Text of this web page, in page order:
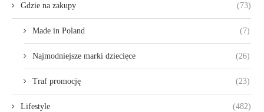
Gdzie na zakupy (73)
Made in Poland (7)
Najmodniejsze marki dziecięce (26)
Traf promocję (23)
Lifestyle (482)